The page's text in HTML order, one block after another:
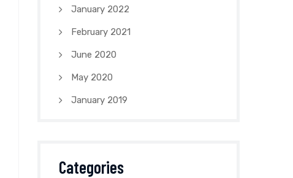
January 2022
February 2021
June 2020
May 2020
January 2019
Categories